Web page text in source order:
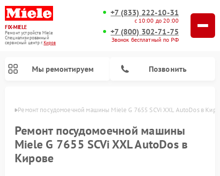
FIX-MIELE
Ремонт устройств Miele
Специализированный
cервисный центр г.Киров
+7 (833) 222-10-31
с 10:00 до 20:00
+7 (800) 302-71-75
Звонок бесплатный по РФ
Мы ремонтируем Позвонить
Ремонт посудомоечной машины Miele G 7655 SCVi XXL AutoDos в
Ремонт посудомоечной машины
Miele G 7655 SCVi XXL AutoDos в
Кирове